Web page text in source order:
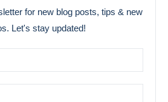
for new blog posts, tips & new
Let's stay updated!